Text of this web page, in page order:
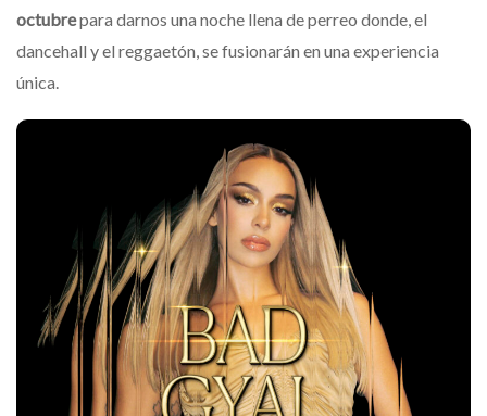
octubrepara darnos una noche llena de perreo donde, el
dancehall y el reggaetón, se fusionarán en una experiencia
única.